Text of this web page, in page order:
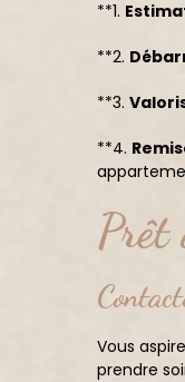
**1.
**2.
**3.
**4.
Prêt
Vous
prendre